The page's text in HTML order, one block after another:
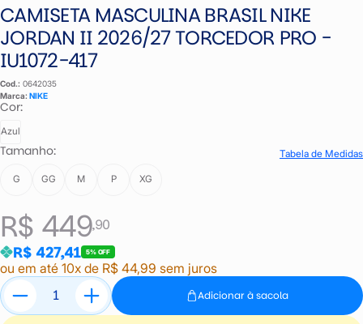
CAMISETA MASCULINA BRASIL NIKE
JORDAN II 2026/27 TORCEDOR PRO -
IU1072-417
Cod.: 0642035
Marca: NIKE
R$ 449,90
R$ 427,41 5% OFF
ou em até 10x de R$ 44,99 sem juros
Cor:
Azul
Tamanho: Tabela de Medidas
G GG M P XG
Adicionar à sacola